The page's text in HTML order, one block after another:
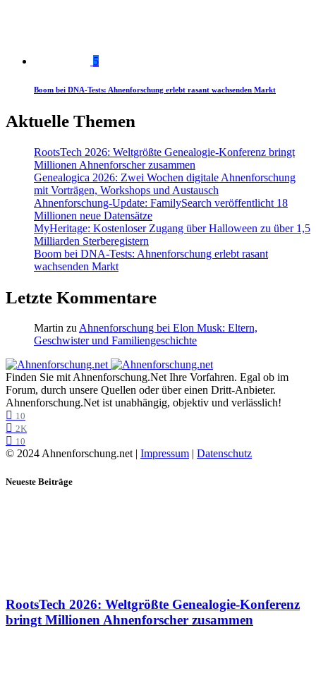
5
Boom bei DNA-Tests: Ahnenforschung erlebt rasant wachsenden Markt
Aktuelle Themen
RootsTech 2026: Weltgrößte Genealogie-Konferenz bringt
Millionen Ahnenforscher zusammen
Genealogica 2026: Zwei Wochen digitale Ahnenforschung
mit Vorträgen, Workshops und Austausch
Ahnenforschung-Update: FamilySearch veröffentlicht 18
Millionen neue Datensätze
MyHeritage: Kostenloser Zugang über Halloween zu über 1,5
Milliarden Sterberegistern
Boom bei DNA-Tests: Ahnenforschung erlebt rasant
wachsenden Markt
Letzte Kommentare
Martin zuAhnenforschung bei Elon Musk: Eltern,
Geschwister und Familiengeschichte
Finden Sie mit Ahnenforschung.Net Ihre Vorfahren. Egal ob im
Forum, durch unsere Quellen oder über einen Dritt-Anbieter.
Ahnenforschung.Net ist unabhängig, objektiv und verlässlich!
10
2K
10
© 2024 Ahnenforschung.net | Impressum Datenschutz
Neueste Beiträge
RootsTech 2026: Weltgrößte Genealogie-Konferenz
bringt Millionen Ahnenforscher zusammen